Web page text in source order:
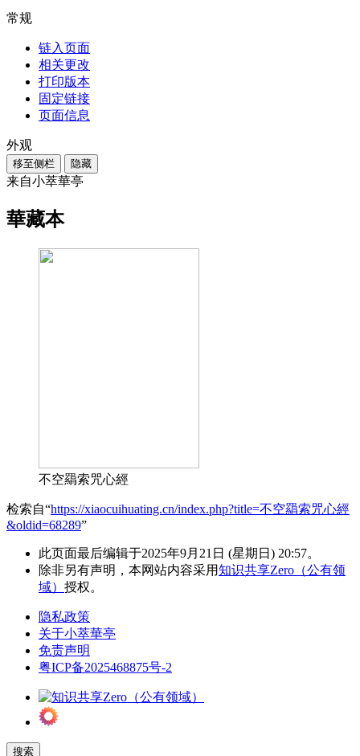
常规
链入页面
相关更改
打印版本
固定链接
页面信息
外观
移至侧栏 隐藏
来自小萃華亭
華藏本
不空羂索咒心經
检索自“https://xiaocuihuating.cn/index.php?title=不空羂索咒心經
&oldid=68289”
此页面最后编辑于2025年9月21日 (星期日) 20:57。
除非另有声明，本网站内容采用知识共享Zero（公有领
域） 授权。
隐私政策
关于小萃華亭
免责声明
粤ICP备2025468875号-2
搜索